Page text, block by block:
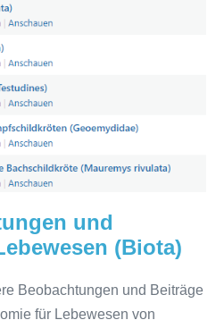
und
(Biota)
Beobachtungen und Beiträge
für Lebewesen von